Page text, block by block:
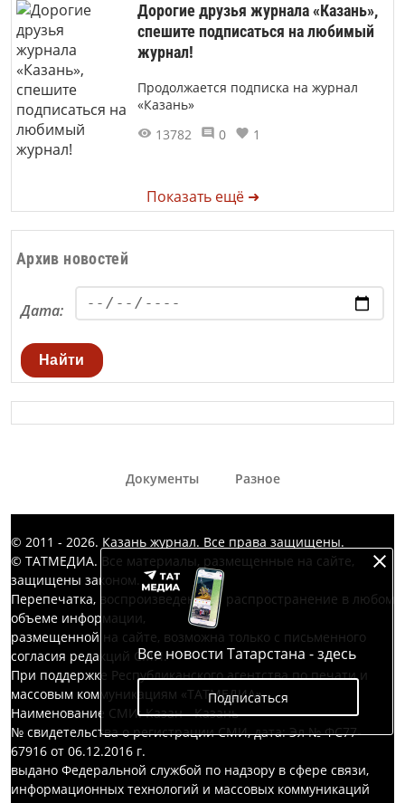
Дорогие друзья журнала «Казань»,
спешите подписаться на любимый
журнал!
Продолжается подписка на журнал
«Казань»
13782
0 1
Показать ещё ➜
Архив новостей
Дата:
Найти
Все новости Татарстана - здесь
Подписаться
Документы Разное
© 2011 - 2026. Казань журнал. Все права защищены.
© ТАТМЕДИА. Все материалы, размещенные на сайте,
защищены законом.
Перепечатка, воспроизведение и распространение в любом
объеме информации,
размещенной на сайте, возможна только с письменного
согласия редакций СМИ.
При поддержке Республиканского агентства по печати и
массовым коммуникациям «ТАТМЕДИА».
Наименование СМИ: Казан - Казань
№ свидетельства о регистрации СМИ, дата: Эл № ФС77-
67916 от 06.12.2016 г.
выдано Федеральной службой по надзору в сфере связи,
информационных технологий и массовых коммуникаций